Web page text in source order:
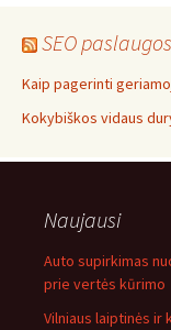
SEO paslaugos
Kaip pagerinti
Kokybiškos vidaus
Naujausi
Auto supirkimas
prie vertės kūrimo
Vilniaus laiptinės ir